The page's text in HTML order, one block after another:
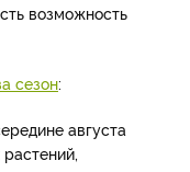
возможность
сезон:
августа